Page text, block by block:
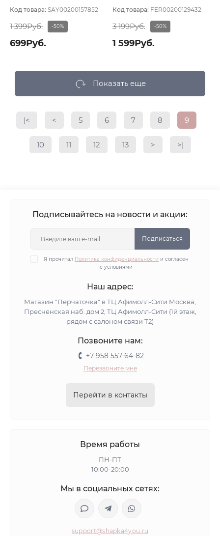
Код товара: SAY00200157852
1 399Руб. -50%
699Руб.
Код товара: FER00200129432
3 199Руб. -50%
1 599Руб.
Показать еще
|< < 5 6 7 8 9
10 11 12 13 > >|
Подписывайтесь на новости и акции:
Подписаться
Я прочитал Политика конфиденциальности и согласен
с условиями
Наш адрес:
Магазин "Перчаточка" в ТЦ Афимолл-Сити Москва,
Пресненская наб. дом 2, ТЦ Афимолл-Сити (1й этаж,
рядом с салоном связи Т2)
Позвоните нам:
+7 958 557-64-82
Перезвоните мне
Перейти в контакты
Время работы
ПН-ПТ
10:00-20:00
Мы в социальных сетях:
support@shapka4you.ru